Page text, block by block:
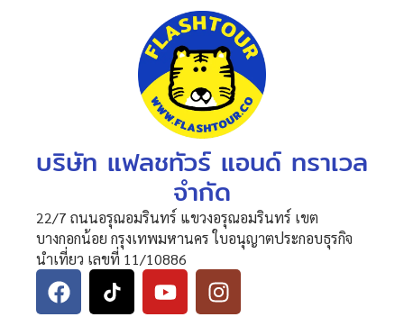
บริษัท แฟลชทัวร์ แอนด์ ทราเวล
จำกัด
22/7 ถนนอรุณอมรินทร์ แขวงอรุณอมรินทร์ เขต
บางกอกน้อย กรุงเทพมหานคร ใบอนุญาตประกอบธุรกิจ
นำเที่ยว เลขที่ 11/10886